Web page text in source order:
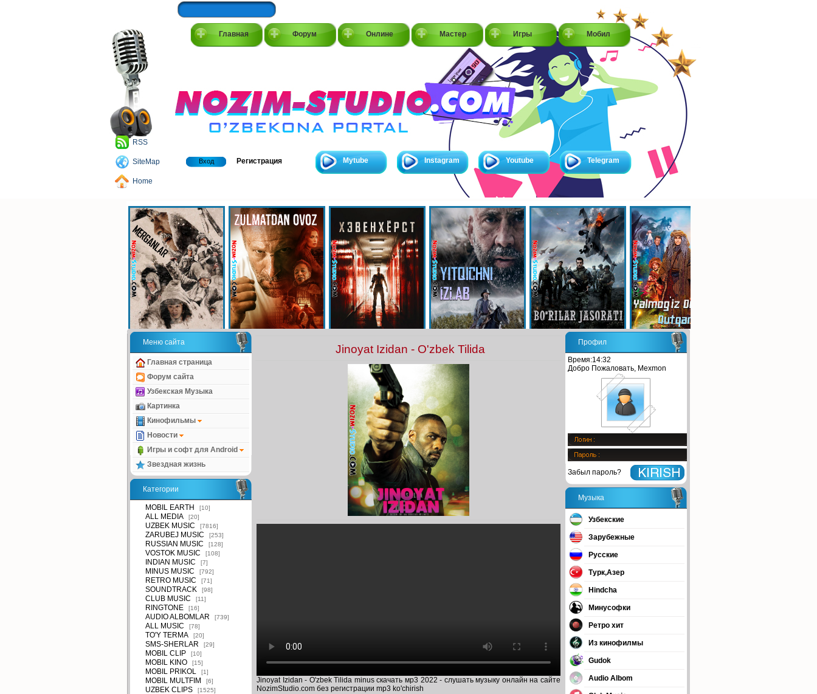
Главная Форум Онлине Мастер Игры Мобил
RSS
SiteMap
Home
Вход Регистрация Mytube Instagram Youtube Telegram
Меню сайта
Главная страница
Форум сайта
Узбекская Музыка
Картинка
Кинофильмы
Новости
Игры и софт для Android
Звездная жизнь
Категории
MOBIL EARTH [10]
ALL MEDIA [20]
UZBEK MUSIC [7816]
ZARUBEJ MUSIC [253]
RUSSIAN MUSIC [128]
VOSTOK MUSIC [108]
INDIAN MUSIC [7]
MINUS MUSIC [792]
RETRO MUSIC [71]
SOUNDTRACK [98]
CLUB MUSIC [11]
RINGTONE [16]
AUDIO ALBOMLAR [739]
ALL MUSIC [78]
TO'Y TERMA [20]
SMS-SHERLAR [29]
MOBIL CLIP [10]
MOBIL KINO [15]
MOBIL PRIKOL [1]
MOBIL MULTFIM [6]
UZBEK CLIPS [1525]
Jinoyat Izidan - O'zbek Tilida
Jinoyat Izidan - O'zbek Tilida minus скачать мр3 2022 - слушать музыку онлайн на сайте
NozimStudio.com без регистрации mp3 ko'chirish
Профил
Время:14:32
Добро Пожаловать, Mexmon
Забыл пароль?
Музыка
Узбекские
Зарубежные
Русские
Турк,Азер
Hindcha
Минусофки
Ретро хит
Из кинофилмы
Gudok
Audio Albom